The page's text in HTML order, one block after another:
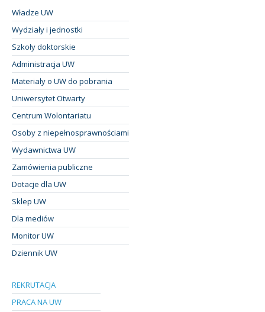
Władze UW
Wydziały i jednostki
Szkoły doktorskie
Administracja UW
Materiały o UW do pobrania
Uniwersytet Otwarty
Centrum Wolontariatu
Osoby z niepełnosprawnościami
Wydawnictwa UW
Zamówienia publiczne
Dotacje dla UW
Sklep UW
Dla mediów
Monitor UW
Dziennik UW
REKRUTACJA
PRACA NA UW